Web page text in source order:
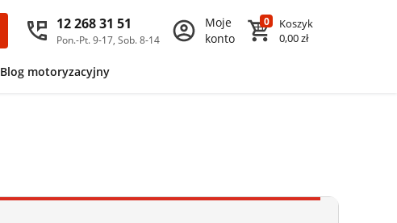
12 268 31 51
Pon.-Pt. 9-17, Sob. 8-14
Moje
konto
0
Koszyk
0,00 zł
Blog motoryzacyjny